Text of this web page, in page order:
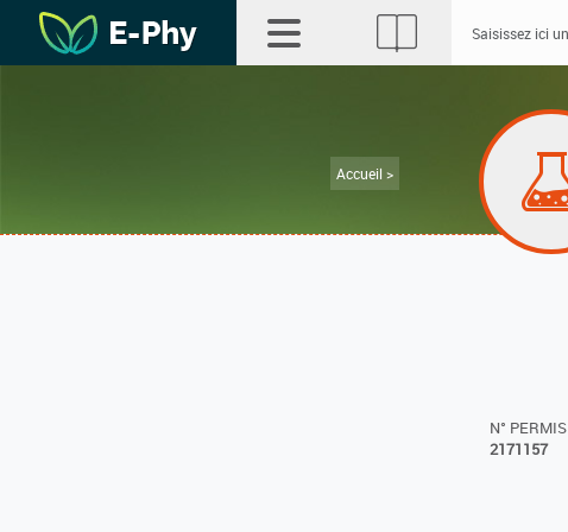
Accueil >
N° PERMIS
2171157